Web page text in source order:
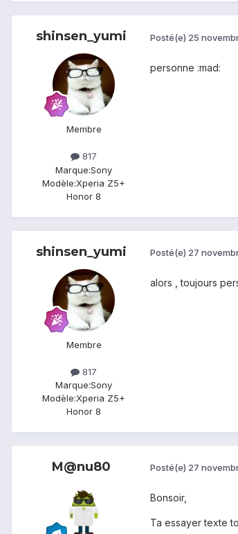
shinsen_yumi
Membre
817
Marque:Sony
Modèle:Xperia Z5+
Honor 8
Posté(e) 25
personne :mad:
shinsen_yumi
Membre
817
Marque:Sony
Modèle:Xperia Z5+
Honor 8
Posté(e) 27
alors , toujours
M@nu80 Posté(e) 27
Bonsoir,
Ta essayer texte